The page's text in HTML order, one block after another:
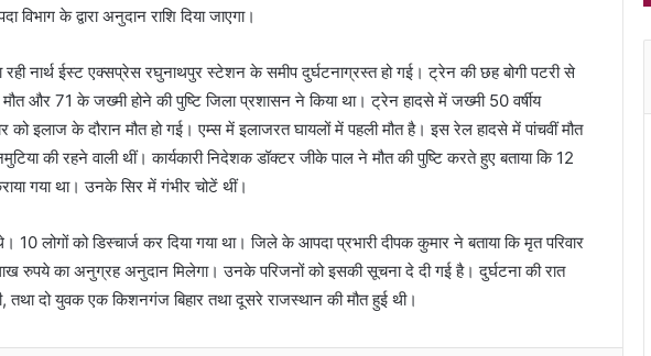
के द्वारा अनुदान राशि दिया जाएगा।
रही नार्थ ईस्ट एक्सप्रेस रघुनाथपुर स्टेशन के समीप दुर्घटनाग्रस्त हो गई। ट्रेन की छह बोगी पटरी से
और 71 के जख्मी होने की पुष्टि जिला प्रशासन ने किया था। ट्रेन हादसे में जख्मी 50 वर्षीय
को इलाज के दौरान मौत हो गई। एम्स में इलाजरत घायलों में पहली मौत है। इस रेल हादसे में पांचवीं मौत
की रहने वाली थीं। कार्यकारी निदेशक डॉक्टर जीके पाल ने मौत की पुष्टि करते हुए बताया कि 12
गया था। उनके सिर में गंभीर चोटें थीं।
10 लोगों को डिस्चार्ज कर दिया गया था। जिले के आपदा प्रभारी दीपक कुमार ने बताया कि मृत परिवार
लाख रुपये का अनुग्रह अनुदान मिलेगा। उनके परिजनों को इसकी सूचना दे दी गई है। दुर्घटना की रात
दो युवक एक किशनगंज बिहार तथा दूसरे राजस्थान की मौत हुई थी।